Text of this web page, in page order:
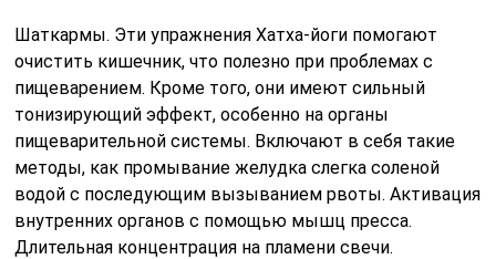
Шаткармы. Эти упражнения Хатха-йоги помогают
очистить кишечник, что полезно при проблемах с
пищеварением. Кроме того, они имеют сильный
тонизирующий эффект, особенно на органы
пищеварительной системы. Включают в себя такие
методы, как промывание желудка слегка соленой
водой с последующим вызыванием рвоты. Активация
внутренних органов с помощью мышц пресса.
Длительная концентрация на пламени свечи.